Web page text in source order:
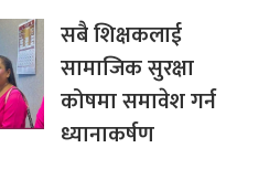
सबै शिक्षकलाई
सामाजिक सुरक्षा
कोषमा समावेश गर्न
ध्यानाकर्षण